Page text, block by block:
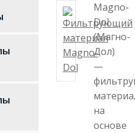
Magno-
Dol
(Магно-
Дол)
—
на
основе